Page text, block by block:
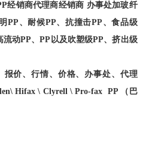
经销商代理商经销商 办事处加玻纤
PP、耐候PP、抗撞击PP、食品级
动PP、PP以及吹塑级PP、挤出级
报价、行情、价格、办事处、代理
Hifax \ Clyrell \ Pro-fax PP （巴